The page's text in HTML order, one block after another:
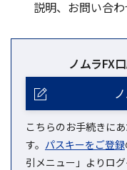
説明、お問い合
ノムラFX
こちらのお手続きに
す。 パスキーをご登録
引メニュー」よりロ